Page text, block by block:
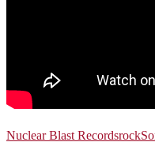
Nuclear Blast Recordsrock